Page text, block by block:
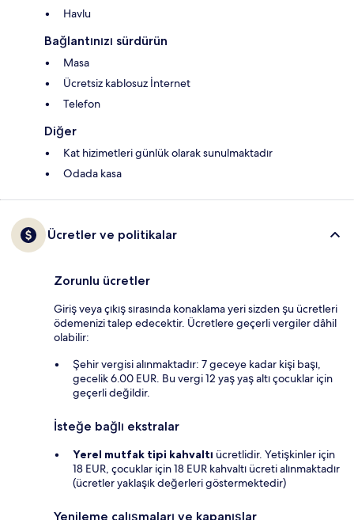
Havlu
Bağlantınızı sürdürün
Masa
Ücretsiz kablosuz İnternet
Telefon
Diğer
Kat hizimetleri günlük olarak sunulmaktadır
Odada kasa
Ücretler ve politikalar
Zorunlu ücretler
Giriş veya çıkış sırasında konaklama yeri sizden şu ücretleri
ödemenizi talep edecektir. Ücretlere geçerli vergiler dâhil
olabilir:
Şehir vergisi alınmaktadır: 7 geceye kadar kişi başı,
gecelik 6.00 EUR. Bu vergi 12 yaş yaş altı çocuklar için
geçerli değildir.
İsteğe bağlı ekstralar
Yerel mutfak tipi kahvaltı ücretlidir. Yetişkinler için
18 EUR, çocuklar için 18 EUR kahvaltı ücreti alınmaktadır
(ücretler yaklaşık değerleri göstermektedir)
Yenileme çalışmaları ve kapanışlar